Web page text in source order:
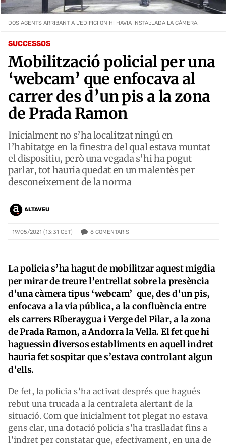
SUCCESSOS
Mobilització policial per una
‘webcam’ que enfocava al
carrer des d’un pis a la zona
de Prada Ramon
Inicialment no s’ha localitzat ningú en
l’habitatge en la finestra del qual estava muntat
el dispositiu, però una vegada s’hi ha pogut
parlar, tot hauria quedat en un malentès per
desconeixement de la norma
ALTAVEU
19/05/2021 (13:31 CET) 8 COMENTARIS
DOS AGENTS ARRIBANT A L'EDIFICI ON HI HAVIA INSTAL·LADA LA CÀMERA.
La policia s’ha hagut de mobilitzar aquest migdia
per mirar de treure l’entrellat sobre la presència
d’una càmera tipus ‘webcam’ que, des d’un pis,
enfocava a la via pública, a la confluència entre
els carrers Riberaygua i Verge del Pilar, a la zona
de Prada Ramon, a Andorra la Vella. El fet que hi
haguessin diversos establiments en aquell indret
hauria fet sospitar que s’estava controlant algun
d’ells.
De fet, la policia s’ha activat després que hagués
rebut una trucada a la centraleta alertant de la
situació. Com que inicialment tot plegat no estava
gens clar, una dotació policia s’ha traslladat fins a
l’indret per constatar que, efectivament, en una de